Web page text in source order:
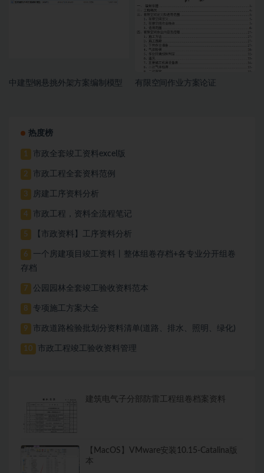
中建型钢悬挑外架方案编制模型 有限空间作业方案论证
热度榜
1 市政全套竣工资料excel版
2 市政工程全套资料范例
3 房建工序资料分析
4 市政工程，资料全流程笔记
5 【市政资料】工序资料分析
6
一个房建项目竣工资料丨整体组卷存档+各专业分开组卷
存档
7 公园园林全套竣工验收资料范本
8 专项施工方案大全
9 市政道路检验批划分资料清单(道路、排水、照明、绿化)
10 市政工程竣工验收资料管理
建筑电气子分部防雷工程组卷档案资料
【MacOS】VMware安装10.15-Catalina版
本